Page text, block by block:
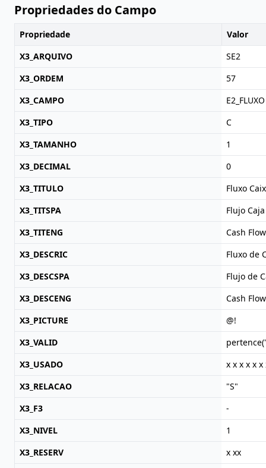
Propriedades do Campo
Propriedade
Valor
X3_ARQUIVO
SE2
X3_ORDEM
57
X3_CAMPO
E2_FLUXO
X3_TIPO
C
X3_TAMANHO
1
X3_DECIMAL
0
X3_TITULO
Fluxo
X3_TITSPA
Flujo Caja
X3_TITENG
Cash Flow
X3_DESCRIC
Fluxo de
X3_DESCSPA
Flujo de
X3_DESCENG
Cash Flow
X3_PICTURE
@!
X3_VALID
X3_USADO
x x x x x x
X3_RELACAO
"S"
X3_F3
-
X3_NIVEL
1
X3_RESERV
x xx